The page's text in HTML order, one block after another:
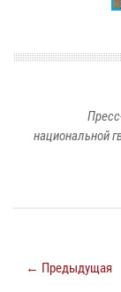
национальной
← Предыдущая